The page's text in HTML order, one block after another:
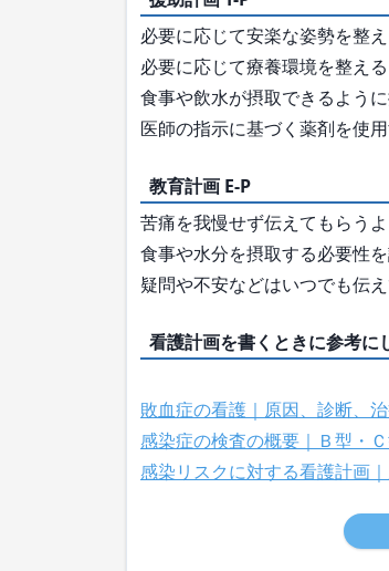
必要に応じて安楽な姿勢を整
必要に応じて療養環境を整える
食事や飲水が摂取できるよう
医師の指示に基づく薬剤を使
教育計画 E-P
苦痛を我慢せず伝えてもらう
食事や水分を摂取する必要性
疑問や不安などはいつでも伝
看護計画を書くときに参考に
敗血症の看護｜原因、診断、
感染症の検査の概要｜Ｂ型・
感染リスクに対する看護計画